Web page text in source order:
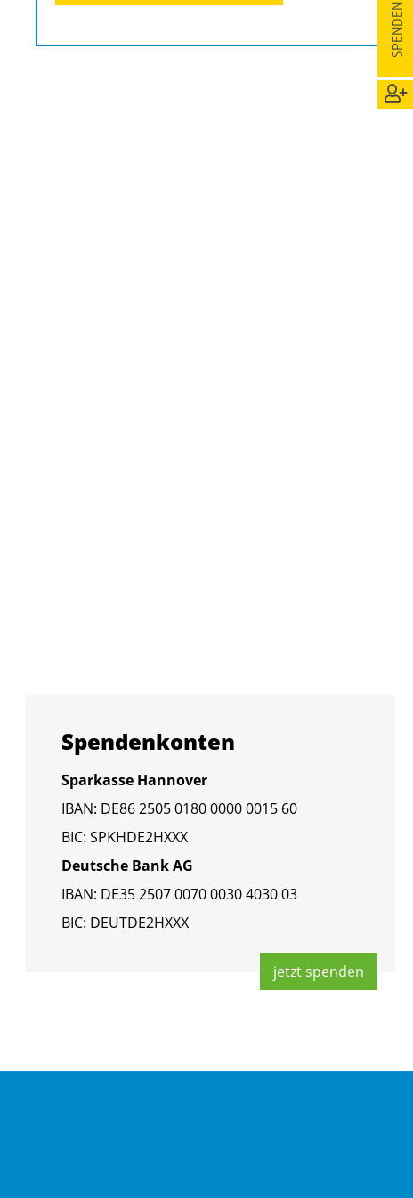
Spen­den­kon­ten
Spar­kas­se Han­no­ver
IBAN: DE86 2505 0180 0000 0015 60
BIC: SPKHDE2HXXX
Deut­sche Bank AG
IBAN: DE35 2507 0070 0030 4030 03
BIC: DEUT­DE2HXXX
jetzt spen­den